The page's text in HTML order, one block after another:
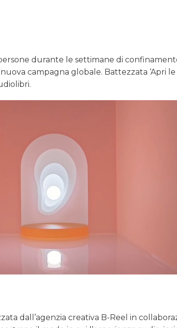
durante le settimane di
campagna globale. Battezzata ‘Apri
dall’agenzia creativa B-Reel in